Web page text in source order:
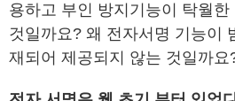
용하고 부인 방지기능이 탁월
것일까요? 왜 전자서명 기능이
재되어 제공되지 않는 것일까요